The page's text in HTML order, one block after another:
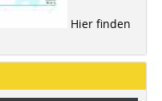
Hier finden